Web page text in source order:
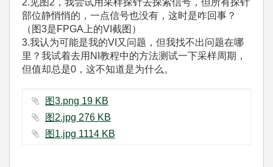
2.见图2，我尝试用采样探针去探索信号，但所有探针
部位静悄悄的，一点信号也没有，这时是咋回事？
（图3是FPGA上的VI截图）
3.我认为可能是我的VI又问题，但我找不出问题在哪
里？我试着去用NI教程中的方法测试一下采样周期，
但值却总是0，这不知道是为什么。
图3.png ‏19 KB
图2.jpg ‏276 KB
图1.jpg ‏1114 KB